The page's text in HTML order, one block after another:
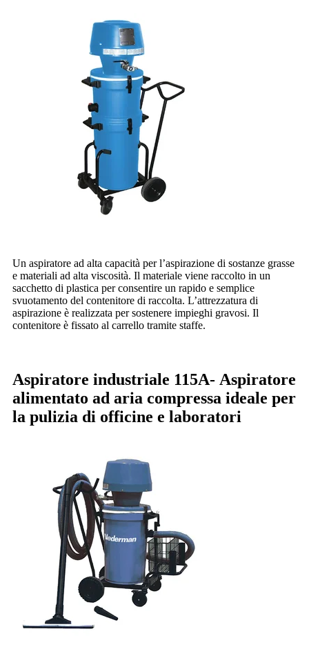
Un aspiratore ad alta capacità per l’aspirazione di sostanze grasse
e materiali ad alta viscosità. Il materiale viene raccolto in un
sacchetto di plastica per consentire un rapido e semplice
svuotamento del contenitore di raccolta. L’attrezzatura di
aspirazione è realizzata per sostenere impieghi gravosi. Il
contenitore è fissato al carrello tramite staffe.
Aspiratore industriale 115A- Aspiratore
alimentato ad aria compressa ideale per
la pulizia di officine e laboratori